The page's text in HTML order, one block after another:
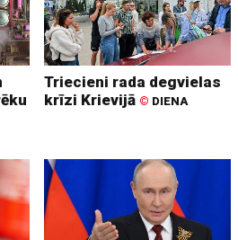
Triecieni rada degvielas
krīzi Krievijā © DIENA